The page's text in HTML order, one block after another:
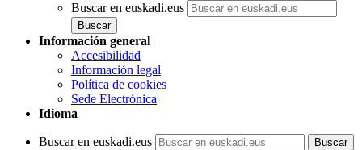
Buscar en euskadi.eus
Información general
Accesibilidad
Información legal
Política de cookies
Sede Electrónica
Idioma
Buscar en euskadi.eus